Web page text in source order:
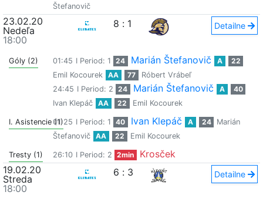
Štefanovič
23.02.20
Nedeľa
18:00
8 : 1 Detailne
Góly (2) 01:45 I Period: 1 24 Marián Štefanovič A
22
Emil Kocourek
AA 77
Róbert Vrábeľ
24:45 I Period: 2 24 Marián Štefanovič A
40
Ivan Klepáč
AA 22 Emil Kocourek
I. Asistencie (1)01:25 I Period: 1 40 Ivan Klepáč A 24
Marián
Štefanovič
AA 22 Emil Kocourek
Tresty (1) 26:10 I Period: 2 2min
Krosček
19.02.20
Streda
18:00
6 : 3 Detailne